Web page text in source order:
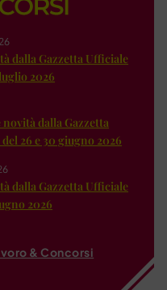
dalla Gazzetta Ufficiale
2026
dalla Gazzetta
26 e 30 giugno 2026
dalla Gazzetta Ufficiale
2026
& Concorsi